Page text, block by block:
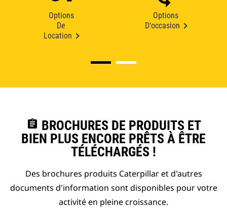
Options
De
Location
Options
D'occasion
assignment BROCHURES DE PRODUITS ET
BIEN PLUS ENCORE PRÊTS À ÊTRE
TÉLÉCHARGÉS !
Des brochures produits Caterpillar et d'autres
documents d'information sont disponibles pour votre
activité en pleine croissance.